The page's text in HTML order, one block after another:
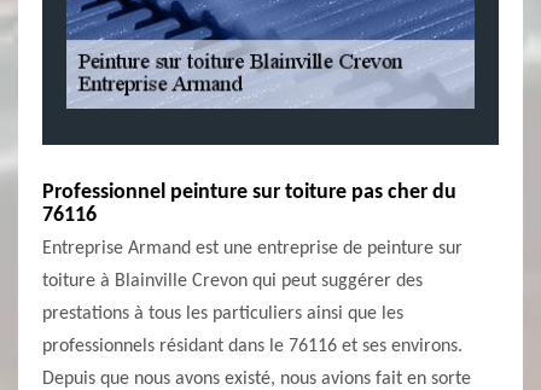
Professionnel peinture sur toiture pas cher du
76116
Entreprise Armand est une entreprise de peinture sur
toiture à Blainville Crevon qui peut suggérer des
prestations à tous les particuliers ainsi que les
professionnels résidant dans le 76116 et ses environs.
Depuis que nous avons existé, nous avions fait en sorte